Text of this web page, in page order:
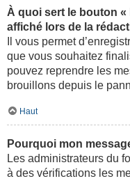
À quoi sert le bouton
affiché lors de la
Il vous permet
que vous souhaitez
pouvez reprendre les
brouillons depuis le
Haut
Pourquoi mon
Les administrateurs du
à des vérifications les